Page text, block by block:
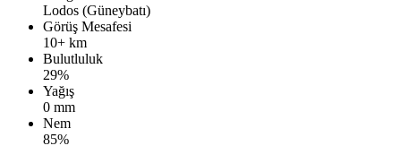
Lodos (Güneybatı)
Görüş Mesafesi
10+ km
Bulutluluk
29%
Yağış
0 mm
Nem
85%